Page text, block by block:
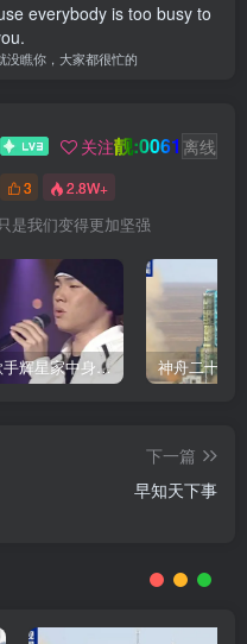
bitter for a lifetime but for a
子，但总会苦一阵子
关注靓:0061 离线
3 2.8W+
己，有余力爱别人
韩国歌手辉星家中身亡，终年43岁，警方调查死因
下一篇
早知天下事